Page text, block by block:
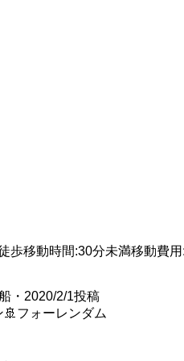
歩移動時間:30分未満移動費用
・2020/2/1投稿
🚢フォーレンダム